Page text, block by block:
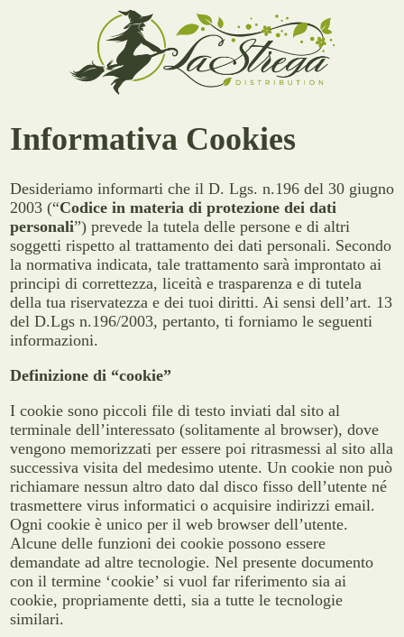
Informativa Cookies
Desideriamo informarti che il D. Lgs. n.196 del 30 giugno
2003 (“Codice in materia di protezione dei dati
personali”) prevede la tutela delle persone e di altri
soggetti rispetto al trattamento dei dati personali. Secondo
la normativa indicata, tale trattamento sarà improntato ai
principi di correttezza, liceità e trasparenza e di tutela
della tua riservatezza e dei tuoi diritti. Ai sensi dell’art. 13
del D.Lgs n.196/2003, pertanto, ti forniamo le seguenti
informazioni.
Definizione di “cookie”
I cookie sono piccoli file di testo inviati dal sito al
terminale dell’interessato (solitamente al browser), dove
vengono memorizzati per essere poi ritrasmessi al sito alla
successiva visita del medesimo utente. Un cookie non può
richiamare nessun altro dato dal disco fisso dell’utente né
trasmettere virus informatici o acquisire indirizzi email.
Ogni cookie è unico per il web browser dell’utente.
Alcune delle funzioni dei cookie possono essere
demandate ad altre tecnologie. Nel presente documento
con il termine ‘cookie’ si vuol far riferimento sia ai
cookie, propriamente detti, sia a tutte le tecnologie
similari.